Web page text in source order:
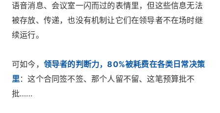
语音消息、会议室一闪而过的表情里，但这些信息无法
被存放、传递，也没有机制让它们在领导者不在场时继
续运行。
可如今， 领导者的判断力，80%被耗费在各类日常决策
里：这个合同签不签、那个人留不留、这笔预算批不
批……